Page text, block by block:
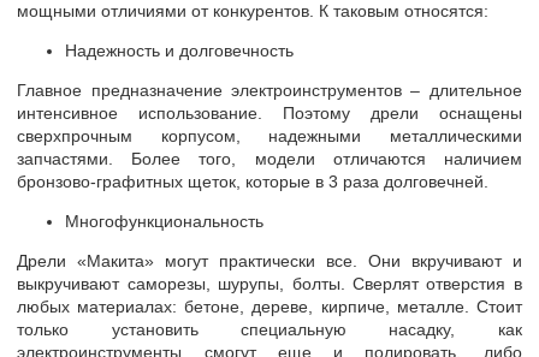
мощными отличиями от конкурентов. К таковым относятся:
Надежность и долговечность
Главное предназначение электроинструментов – длительное
интенсивное использование. Поэтому дрели оснащены
сверхпрочным корпусом, надежными металлическими
запчастями. Более того, модели отличаются наличием
бронзово-графитных щеток, которые в 3 раза долговечней.
Многофункциональность
Дрели «Макита» могут практически все. Они вкручивают и
выкручивают саморезы, шурупы, болты. Сверлят отверстия в
любых материалах: бетоне, дереве, кирпиче, металле. Стоит
только установить специальную насадку, как
электроинструменты смогут еще и полировать, либо